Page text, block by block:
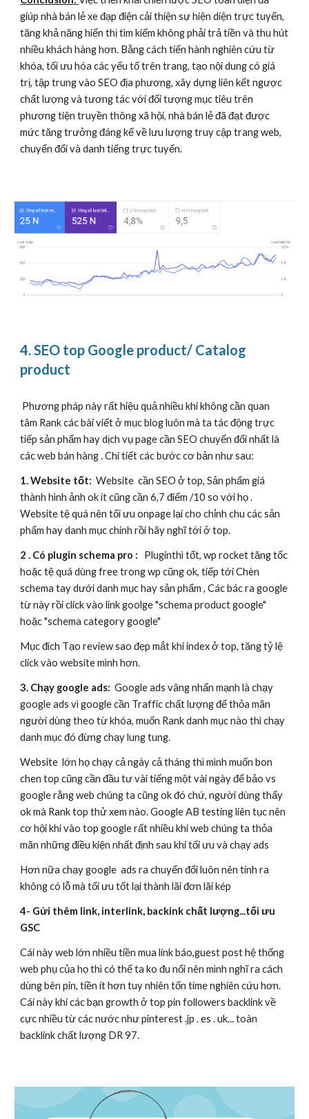
giúp nhà bán lẻ xe đạp điện cải thiện sự hiện diện trực tuyến,
tăng khả năng hiển thị tìm kiếm không phải trả tiền và thu hút
nhiều khách hàng hơn. Bằng cách tiến hành nghiên cứu từ
khóa, tối ưu hóa các yếu tố trên trang, tạo nội dung có giá
trị, tập trung vào SEO địa phương, xây dựng liên kết ngược
chất lượng và tương tác với đối tượng mục tiêu trên
phương tiện truyền thông xã hội, nhà bán lẻ đã đạt được
mức tăng trưởng đáng kể về lưu lượng truy cập trang web,
chuyển đổi và danh tiếng trực tuyến.
4. SEO top Google product/ Catalog
product
Phương pháp này rất hiệu quả nhiều khi không cần quan
tâm Rank các bài viết ở mục blog luôn mà ta tác động trực
tiếp sản phẩm hay dịch vụ page cần SEO chuyển đổi nhất là
các web bán hàng . Chi tiết các bước cơ bản như sau:
1. Website tốt: Website cần SEO ở top, Sản phẩm giá
thành hình ảnh ok ít cũng cần 6,7 điểm /10 so với họ .
Website tệ quá nên tối ưu onpage lại cho chỉnh chu các sản
phẩm hay danh mục chính rồi hãy nghĩ tới ở top.
2 . Có plugin schema pro : Pluginthì tốt, wp rocket tăng tốc
hoặc tệ quá dùng free trong wp cũng ok, tiếp tới Chèn
schema tay dưới danh mục hay sản phẩm , Các bác ra google
từ này rồi click vào link goolge "schema product google"
hoặc "schema category google"
Mục đích Tạo review sao đẹp mắt khi index ở top, tăng tỷ lệ
click vào website mình hơn.
3. Chạy google ads: Google ads vâng nhấn mạnh là chạy
google ads vì google cần Traffic chất lượng để thỏa mãn
người dùng theo từ khóa, muốn Rank danh mục nào thì chạy
danh mục đó đừng chạy lung tung.
Website lớn họ chạy cả ngày cả tháng thì mình muốn bon
chen top cũng cần đầu tư vài tiếng một vài ngày để bảo vs
google rằng web chúng ta cũng ok đó chứ, người dùng thấy
ok mà Rank top thử xem nào. Google AB testing liên tục nên
cơ hội khi vào top google rất nhiều khi web chúng ta thỏa
mãn những điều kiện nhất định sau khi tối ưu và chạy ads
Hơn nữa chạy google ads ra chuyển đổi luôn nên tính ra
không có lỗ mà tối ưu tốt lại thành lãi đơn lãi kép
4- Gửi thêm link, interlink, backink chất lượng...tối ưu
GSC
Cái này web lớn nhiều tiền mua link báo,guest post hệ thống
web phụ của họ thì có thể ta ko đu nổi nên mình nghĩ ra cách
dùng bên pin, tiền ít hơn tuy nhiên tốn time nghiên cứu hơn.
Cái này khi các bạn growth ở top pin followers backlink về
cực nhiều từ các nước như pinterest .jp . es . uk... toàn
backlink chất lượng DR 97.